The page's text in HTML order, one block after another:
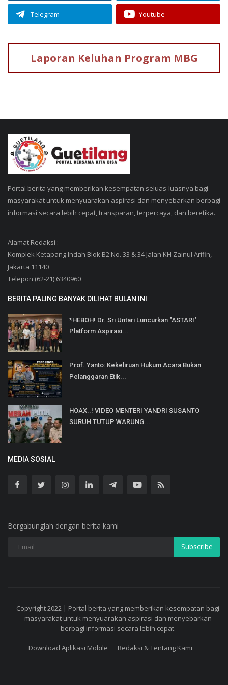
Telegram Youtube
Laporan Keluhan Program MBG
Portal berita yang memberikan kesempatan seluas-luasnya bagi
masyarakat untuk menyuarakan aspirasi dan menyebarkan berbagi
informasi secara lebih cepat, transparan, terpercaya, dan beretika.
Alamat Redaksi :
Komplek Ketapang Indah Blok B2 No. 33 & 34 Jalan KH Zainul Arifin,
Jakarta 11140
Telepon (62-21) 6340960
BERITA PALING BANYAK DILIHAT BULAN INI
*HEBOH! Dr. Sri Untari Luncurkan "ASTARI"
Platform Aspirasi...
Prof. Yanto: Kekeliruan Hukum Acara Bukan
Pelanggaran Etik...
HOAX..! VIDEO MENTERI YANDRI SUSANTO
SURUH TUTUP WARUNG...
MEDIA SOSIAL
Bergabunglah dengan berita kami
Subscribe
Copyright 2022 | Portal berita yang memberikan kesempatan bagi
masyarakat untuk menyuarakan aspirasi dan menyebarkan
berbagi informasi secara lebih cepat.
Download Aplikasi Mobile Redaksi & Tentang Kami